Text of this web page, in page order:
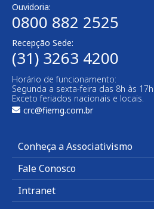
Ouvidoria:
0800 882 2525
Recepção Sede:
(31) 3263 4200
Horário de funcionamento:
Segunda a sexta-feira das 8h às 17h
Exceto feriados nacionais e locais.
crc@fiemg.com.br
Conheça a Associativismo
Fale Conosco
Intranet